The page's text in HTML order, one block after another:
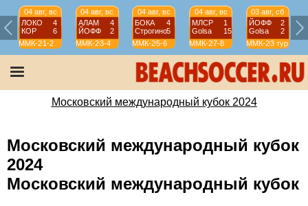
04 авг, вс
ЛОКО
4
КОР
6
ММК-2024
1-2
04 авг, вс
АЛАМ
4
ЙОФФ
2
ММК-2024
3-4
04 авг, вс
БОКА
4
Строгино5
ММК-2024
5-6
04 авг, вс
МЛСР
1
Golsa
15
ММК-2024
7-8
03 авг, сб
ЙОФФ
2
Golsa
2
ММК-2024
3 тур
Московский международный кубок 2024
Московский международный кубок
2024
Московский международный кубок